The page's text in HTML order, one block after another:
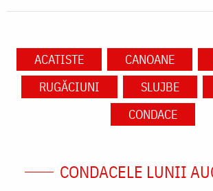
ACATISTE CANOANE
RUGĂCIUNI
SLUJBE
CONDACE
CONDACELE LUNII